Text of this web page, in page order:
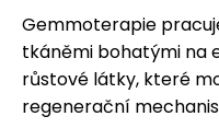
Gemmoterapie
tkáněmi bohatými na
růstové látky, které
regenerační